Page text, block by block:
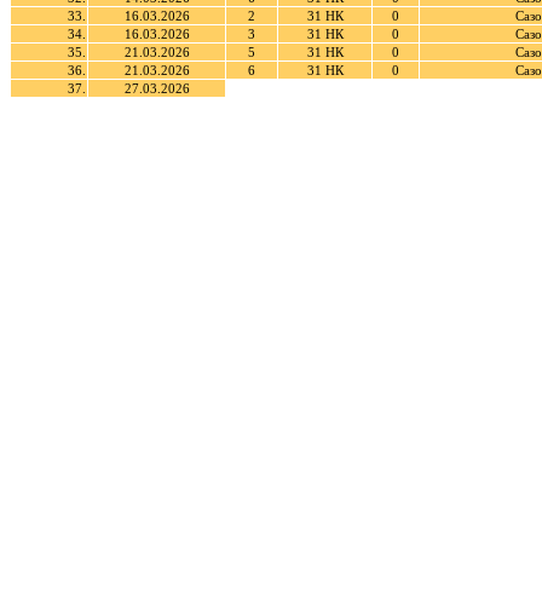
33.
16.03.2026 2 31 НК 0
34.
16.03.2026 3 31 НК 0
35.
21.03.2026 5 31 НК 0
36.
21.03.2026 6 31 НК 0
37.
27.03.2026